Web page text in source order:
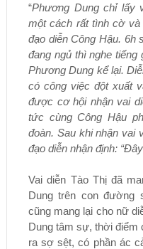
“Phương Dung chỉ lấy
một cách rất tình cờ
đạo diễn Công Hậu. 6h
đang ngủ thì nghe tiếng
Phương Dung kể lại.
có công việc đột xuất
được cơ hội nhận vai
tức cùng Công Hậu
đoàn. Sau khi nhận vai
đạo diễn nhận định:
Vai diễn Tào Thị đã
Dung trên con đường
cũng mang lại cho nữ
Dung tâm sự, thời điểm
ra sợ sệt, có phần ác